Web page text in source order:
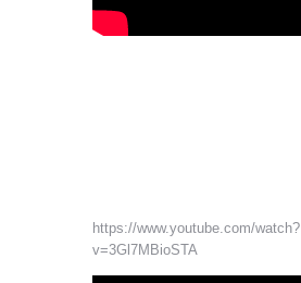
https://www.youtube.com/watch?
v=3Gl7MBioSTA